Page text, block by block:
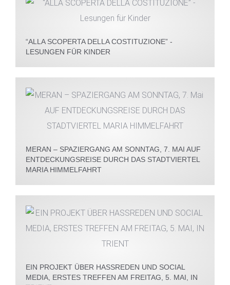
“ALLA SCOPERTA DELLA COSTITUZIONE” -
LESUNGEN FÜR KINDER
MERAN – SPAZIERGANG AM SONNTAG, 7. MAI AUF
ENTDECKUNGSREISE DURCH DAS STADTVIERTEL
MARIA HIMMELFAHRT
EIN PROJEKT ÜBER HASSREDEN UND SOCIAL
MEDIA, ERSTES TREFFEN AM FREITAG, 5. MAI, IN